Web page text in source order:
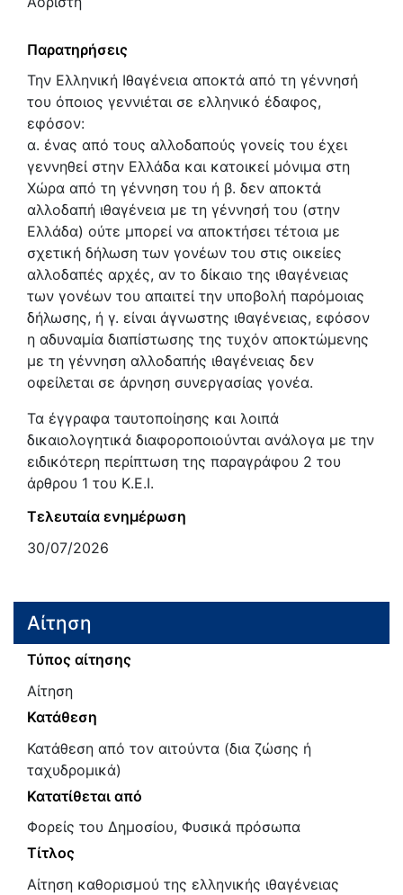
Παρατηρήσεις
Την Ελληνική Ιθαγένεια αποκτά από τη γέννησή
του όποιος γεννιέται σε ελληνικό έδαφος,
εφόσον:
α. ένας από τους αλλοδαπούς γονείς του έχει
γεννηθεί στην Ελλάδα και κατοικεί μόνιμα στη
Χώρα από τη γέννηση του ή β. δεν αποκτά
αλλοδαπή ιθαγένεια με τη γέννησή του (στην
Ελλάδα) ούτε μπορεί να αποκτήσει τέτοια με
σχετική δήλωση των γονέων του στις οικείες
αλλοδαπές αρχές, αν το δίκαιο της ιθαγένειας
των γονέων του απαιτεί την υποβολή παρόμοιας
δήλωσης, ή γ. είναι άγνωστης ιθαγένειας, εφόσον
η αδυναμία διαπίστωσης της τυχόν αποκτώμενης
με τη γέννηση αλλοδαπής ιθαγένειας δεν
οφείλεται σε άρνηση συνεργασίας γονέα.
Τα έγγραφα ταυτοποίησης και λοιπά
δικαιολογητικά διαφοροποιούνται ανάλογα με την
ειδικότερη περίπτωση της παραγράφου 2 του
άρθρου 1 του Κ.Ε.Ι.
Τελευταία ενημέρωση
30/07/2026
Αίτηση
Τύπος αίτησης
Αίτηση
Κατάθεση
Κατάθεση από τον αιτούντα (δια ζώσης ή
ταχυδρομικά)
Κατατίθεται από
Φορείς του Δημοσίου, Φυσικά πρόσωπα
Τίτλος
Αίτηση καθορισμού της ελληνικής ιθαγένειας